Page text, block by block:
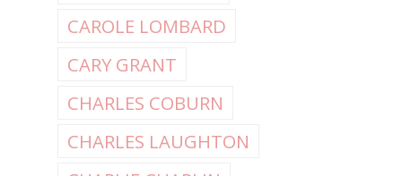
CAROLE LOMBARD
CARY GRANT
CHARLES COBURN
CHARLES LAUGHTON